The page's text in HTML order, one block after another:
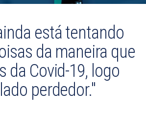
está tentando
da maneira que
da Covid-19, logo
perdedor."